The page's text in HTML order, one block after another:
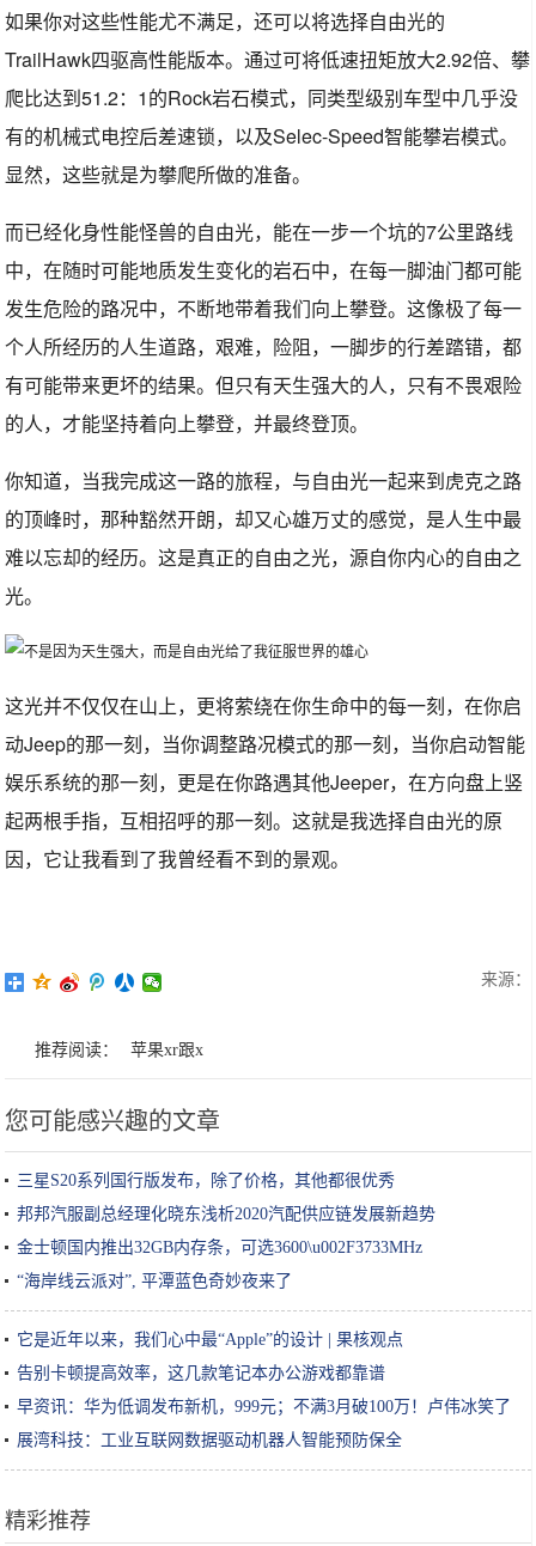
如果你对这些性能尤不满足，还可以将选择自由光的
TrailHawk四驱高性能版本。通过可将低速扭矩放大2.92倍、攀
爬比达到51.2：1的Rock岩石模式，同类型级别车型中几乎没
有的机械式电控后差速锁，以及Selec-Speed智能攀岩模式。
显然，这些就是为攀爬所做的准备。
而已经化身性能怪兽的自由光，能在一步一个坑的7公里路线
中，在随时可能地质发生变化的岩石中，在每一脚油门都可能
发生危险的路况中，不断地带着我们向上攀登。这像极了每一
个人所经历的人生道路，艰难，险阻，一脚步的行差踏错，都
有可能带来更坏的结果。但只有天生强大的人，只有不畏艰险
的人，才能坚持着向上攀登，并最终登顶。
你知道，当我完成这一路的旅程，与自由光一起来到虎克之路
的顶峰时，那种豁然开朗，却又心雄万丈的感觉，是人生中最
难以忘却的经历。这是真正的自由之光，源自你内心的自由之
光。
这光并不仅仅在山上，更将萦绕在你生命中的每一刻，在你启
动Jeep的那一刻，当你调整路况模式的那一刻，当你启动智能
娱乐系统的那一刻，更是在你路遇其他Jeeper，在方向盘上竖
起两根手指，互相招呼的那一刻。这就是我选择自由光的原
因，它让我看到了我曾经看不到的景观。
来源：
推荐阅读： 苹果xr跟x
您可能感兴趣的文章
三星S20系列国行版发布，除了价格，其他都很优秀
邦邦汽服副总经理化晓东浅析2020汽配供应链发展新趋势
金士顿国内推出32GB内存条，可选3600\u002F3733MHz
“海岸线云派对”, 平潭蓝色奇妙夜来了
它是近年以来，我们心中最“Apple”的设计 | 果核观点
告别卡顿提高效率，这几款笔记本办公游戏都靠谱
早资讯：华为低调发布新机，999元；不满3月破100万！卢伟冰笑了
展湾科技：工业互联网数据驱动机器人智能预防保全
精彩推荐